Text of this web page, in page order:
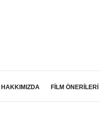
HAKKIMIZDA FİLM ÖNERİLERİ